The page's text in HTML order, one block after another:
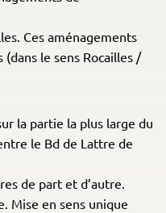
Ces aménagements
le sens Rocailles /
la partie la plus large du
le Bd de Lattre de
de part et d’autre.
Mise en sens unique